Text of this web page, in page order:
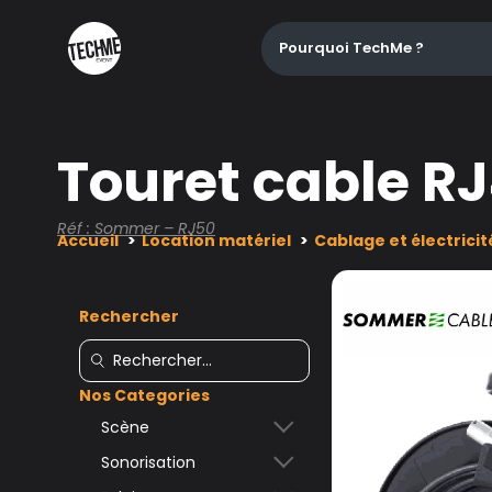
Pourquoi TechMe ?
Touret cable
Réf : Sommer – RJ50
Accueil Location matériel Cablage et
Rechercher
Nos Categories
Scène
Accessoires
Sonorisation